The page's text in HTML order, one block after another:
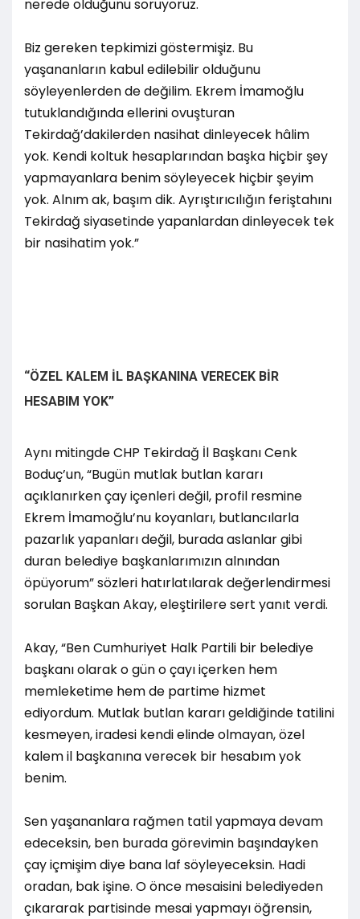
nerede olduğunu soruyoruz.
Biz gereken tepkimizi göstermişiz. Bu
yaşananların kabul edilebilir olduğunu
söyleyenlerden de değilim. Ekrem İmamoğlu
tutuklandığında ellerini ovuşturan
Tekirdağ’dakilerden nasihat dinleyecek hâlim
yok. Kendi koltuk hesaplarından başka hiçbir şey
yapmayanlara benim söyleyecek hiçbir şeyim
yok. Alnım ak, başım dik. Ayrıştırıcılığın feriştahını
Tekirdağ siyasetinde yapanlardan dinleyecek tek
bir nasihatim yok.”
“ÖZEL KALEM İL BAŞKANINA VERECEK BİR
HESABIM YOK”
Aynı mitingde CHP Tekirdağ İl Başkanı Cenk
Boduç’un, “Bugün mutlak butlan kararı
açıklanırken çay içenleri değil, profil resmine
Ekrem İmamoğlu’nu koyanları, butlancılarla
pazarlık yapanları değil, burada aslanlar gibi
duran belediye başkanlarımızın alnından
öpüyorum” sözleri hatırlatılarak değerlendirmesi
sorulan Başkan Akay, eleştirilere sert yanıt verdi.
Akay, “Ben Cumhuriyet Halk Partili bir belediye
başkanı olarak o gün o çayı içerken hem
memleketime hem de partime hizmet
ediyordum. Mutlak butlan kararı geldiğinde tatilini
kesmeyen, iradesi kendi elinde olmayan, özel
kalem il başkanına verecek bir hesabım yok
benim.
Sen yaşananlara rağmen tatil yapmaya devam
edeceksin, ben burada görevimin başındayken
çay içmişim diye bana laf söyleyeceksin. Hadi
oradan, bak işine. O önce mesaisini belediyeden
çıkararak partisinde mesai yapmayı öğrensin,